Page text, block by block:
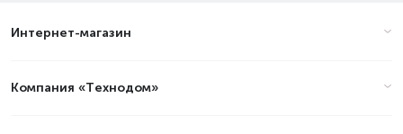
Бренды: Grand в Алматы
Интернет-магазин
Компания «Технодом»